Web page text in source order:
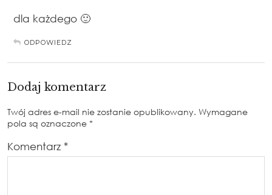
dla każdego 🙂
ODPOWIEDZ
Dodaj komentarz
Twój adres e-mail nie zostanie opublikowany. Wymagane
pola są oznaczone *
Komentarz *